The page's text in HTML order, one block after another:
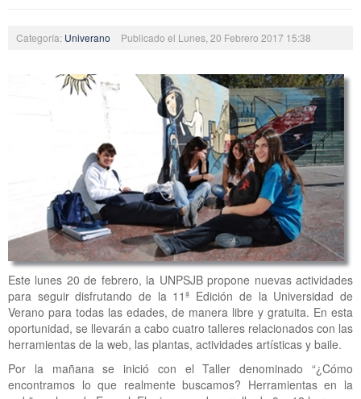
Categoría: Univerano Publicado el Lunes, 20 Febrero 2017 15:38
Este lunes 20 de febrero, la UNPSJB propone nuevas actividades
para seguir disfrutando de la 11ª Edición de la Universidad de
Verano para todas las edades, de manera libre y gratuita. En esta
oportunidad, se llevarán a cabo cuatro talleres relacionados con las
herramientas de la web, las plantas, actividades artísticas y baile.
Por la mañana se inició con el Taller denominado “¿Cómo
encontramos lo que realmente buscamos? Herramientas en la